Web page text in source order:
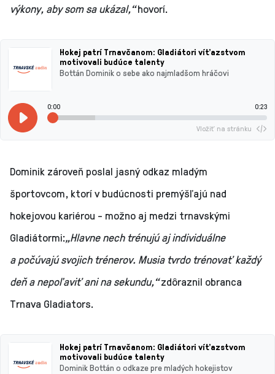
výkony, aby som sa ukázal,“hovorí.
Hokej patrí Trnavčanom: Gladiátori víťazstvom
motivovali budúce talenty
Bottán Dominik o sebe ako najmladšom hráčovi
0:00 0:23
Vložiť na stránku
Dominik zároveň poslal jasný odkaz mladým
športovcom, ktorí v budúcnosti premýšľajú nad
hokejovou kariérou - možno aj medzi trnavskými
Gladiátormi:„Hlavne nech trénujú aj individuálne
a počúvajú svojich trénerov. Musia tvrdo trénovať každý
deň a nepoľaviť ani na sekundu,“zdôraznil obranca
Trnava Gladiators.
Hokej patrí Trnavčanom: Gladiátori víťazstvom
motivovali budúce talenty
Dominik Bottán o odkaze pre mladých hokejistov